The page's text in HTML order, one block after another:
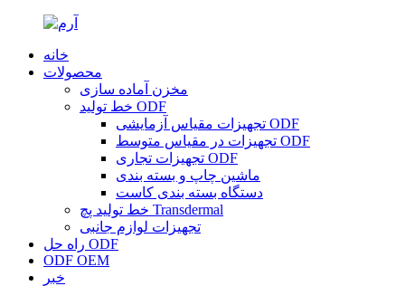
خانه
محصولات
مخزن آماده سازی
خط تولید ODF
تجهیزات مقیاس آزمایشی ODF
تجهیزات در مقیاس متوسط ​​ODF
تجهیزات تجاری ODF
ماشین چاپ و بسته بندی
دستگاه بسته بندی کاست
خط تولید پچ Transdermal
تجهیزات لوازم جانبی
راه حل ODF
ODF OEM
خبر